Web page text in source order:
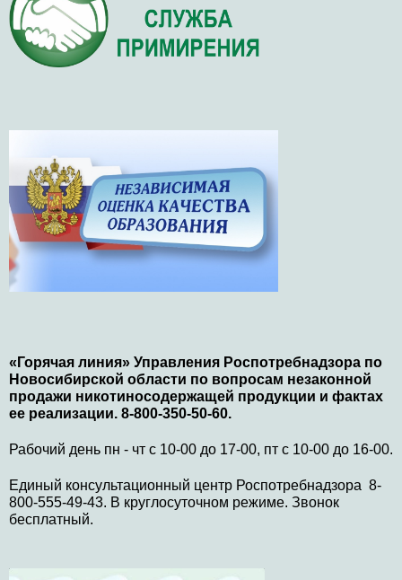
«Горячая линия» Управления Роспотребнадзора по
Новосибирской области по вопросам незаконной
продажи никотиносодержащей продукции и фактах
ее реализации. 8-800-350-50-60.
Рабочий день пн - чт с 10-00 до 17-00, пт с 10-00 до 16-00.
Единый консультационный центр Роспотребнадзора 8-
800-555-49-43. В круглосуточном режиме. Звонок
бесплатный.